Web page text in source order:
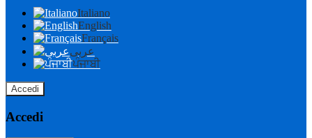
Italiano
English
Français
عربى
ਪੰਜਾਬੀ
Accedi
Accedi